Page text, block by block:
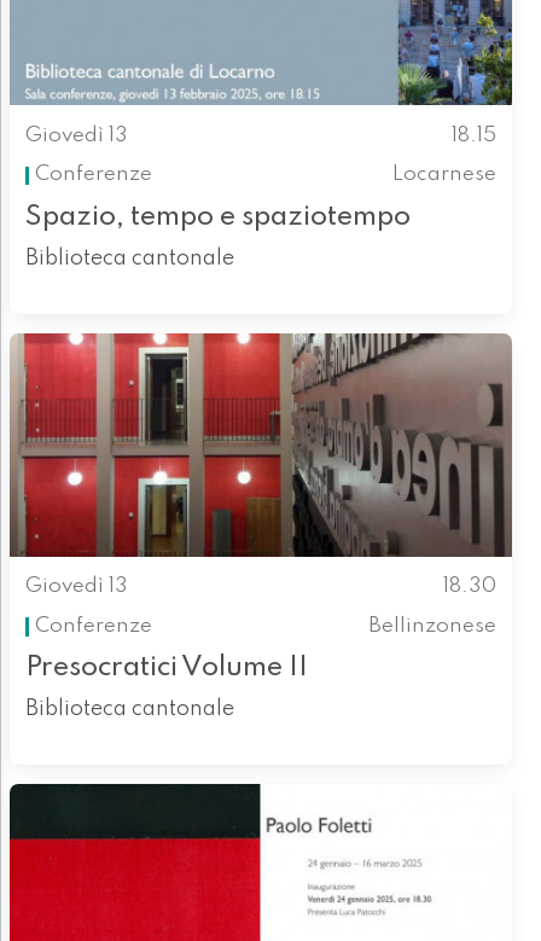
Giovedì 13
18.15
Conferenze
Locarnese
Spazio, tempo e spaziotempo
Biblioteca cantonale
Giovedì 13
18.30
Conferenze
Bellinzonese
Presocratici Volume II
Biblioteca cantonale